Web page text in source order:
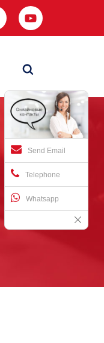


Send Email
Telephone
Whatsapp